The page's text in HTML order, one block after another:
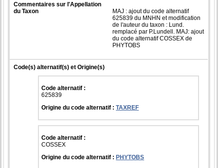
Commentaires sur l'Appellation
du Taxon
MAJ : ajout du code alternatif
625839 du MNHN et modification
de l'auteur du taxon : Lund.
remplacé par P.Lundell. MAJ: ajout
du code alternatif COSSEX de
PHYTOBS
Code(s) alternatif(s) et Origine(s)
Code alternatif :
625839
Origine du code alternatif :TAXREF
Code alternatif :
COSSEX
Origine du code alternatif :PHYTOBS